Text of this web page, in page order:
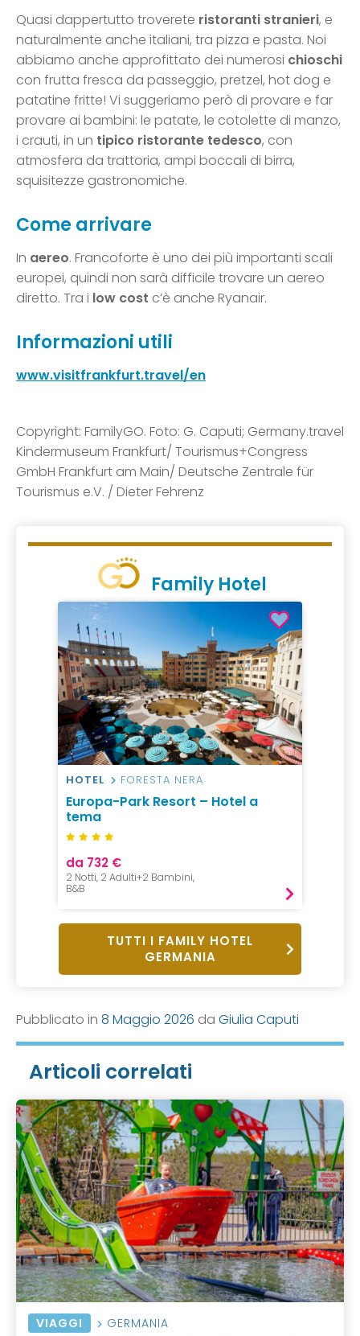
Quasi dappertutto troverete ristoranti stranieri, e
naturalmente anche italiani, tra pizza e pasta. Noi
abbiamo anche approfittato dei numerosi chioschi
con frutta fresca da passeggio, pretzel, hot dog e
patatine fritte! Vi suggeriamo però di provare e far
provare ai bambini: le patate, le cotolette di manzo,
i crauti, in un tipico ristorante tedesco, con
atmosfera da trattoria, ampi boccali di birra,
squisitezze gastronomiche.
Come arrivare
In aereo. Francoforte è uno dei più importanti scali
europei, quindi non sarà difficile trovare un aereo
diretto. Tra i low cost c’è anche Ryanair.
Informazioni utili
www.visitfrankfurt.travel/en
Copyright: FamilyGO. Foto: G. Caputi; Germany.travel
Kindermuseum Frankfurt/ Tourismus+Congress
GmbH Frankfurt am Main/ Deutsche Zentrale für
Tourismus e.V. / Dieter Fehrenz
Family Hotel
HOTEL FORESTA NERA
Europa-Park Resort – Hotel a
tema
da 732 €
2 Notti, 2 Adulti+2 Bambini,
B&B
TUTTI I FAMILY HOTEL
GERMANIA
Pubblicato in 8 Maggio 2026 da Giulia Caputi
Articoli correlati
VIAGGI GERMANIA